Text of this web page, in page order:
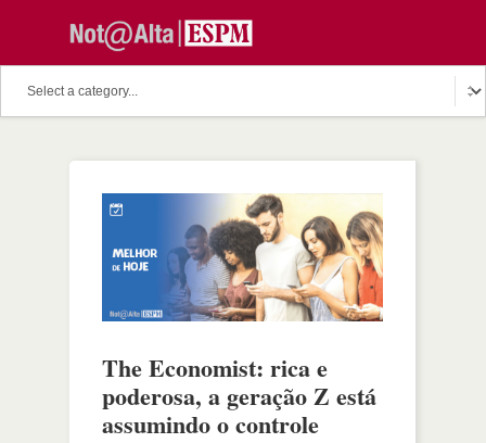
The Economist: rica e
poderosa, a geração Z está
assumindo o controle